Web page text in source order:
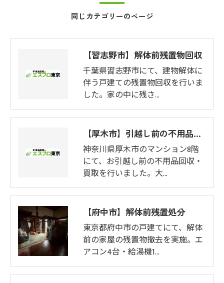
同じカテゴリーのページ
【習志野市】解体前残置物回収
千葉県習志野市にて、建物解体に
伴う戸建ての残置物回収を行いま
した。家の中に残さ…
【厚木市】引越し前の不用品回収
神奈川県厚木市のマンション8階
にて、お引越し前の不用品回収・
買取を行いました。大…
【府中市】解体前残置処分
東京都府中市の戸建てにて、解体
前の家屋の残置物撤去を実施。エ
アコン4台・給湯機1…